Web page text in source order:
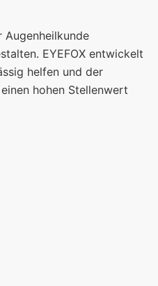
EYEFOX entwickelt
helfen und der
hohen Stellenwert